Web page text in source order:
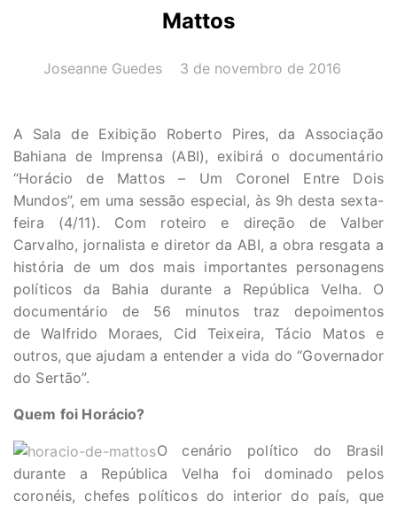
Mattos
AUTOR(A):
Joseanne Guedes DATA:
3 de novembro de 2016
A Sala de Exibição Roberto Pires, da Associação
Bahiana de Imprensa (ABI), exibirá o documentário
“Horácio de Mattos – Um Coronel Entre Dois
Mundos”, em uma sessão especial, às 9h desta sexta-
feira (4/11). Com roteiro e direção de Valber
Carvalho, jornalista e diretor da ABI, a obra resgata a
história de um dos mais importantes personagens
políticos da Bahia durante a República Velha. O
documentário de 56 minutos traz depoimentos
de Walfrido Moraes, Cid Teixeira, Tácio Matos e
outros, que ajudam a entender a vida do “Governador
do Sertão”.
Quem foi Horácio?
O cenário político do Brasil
durante a República Velha foi dominado pelos
coronéis, chefes políticos do interior do país, que